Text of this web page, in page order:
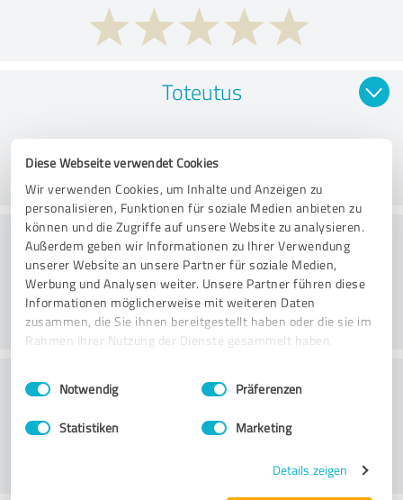
Diese Webseite verwendet Cookies
Wir verwenden Cookies, um Inhalte und Anzeigen zu
personalisieren, Funktionen für soziale Medien anbieten zu
können und die Zugriffe auf unsere Website zu analysieren.
Außerdem geben wir Informationen zu Ihrer Verwendung
unserer Website an unsere Partner für soziale Medien,
Werbung und Analysen weiter. Unsere Partner führen diese
Informationen möglicherweise mit weiteren Daten
zusammen, die Sie ihnen bereitgestellt haben oder die sie im
Rahmen Ihrer Nutzung der Dienste gesammelt haben.
Impressum Datenschutzbestimmungen
Einwilligungsauswahl
Notwendig Präferenzen
Statistiken Marketing
Details zeigen
Toteutus
Konsultointi
Asiakaspalvelu